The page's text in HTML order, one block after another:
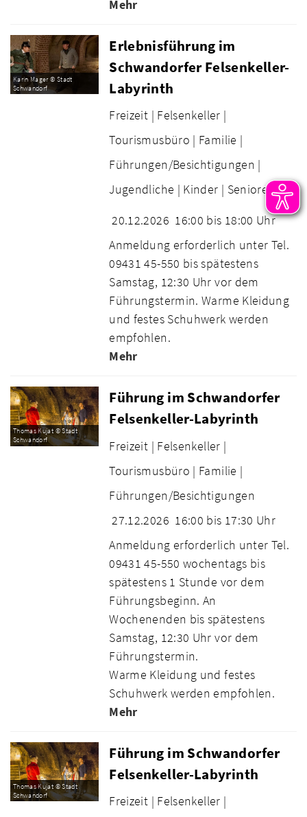
Mehr
Karin Mager © Stadt
Schwandorf
Erlebnisführung im
Schwandorfer Felsenkeller-
Labyrinth
Freizeit | Felsenkeller |
Tourismusbüro | Familie |
Führungen/Besichtigungen |
Jugendliche | Kinder | Senioren
20.12.2026 16:00 bis 18:00 Uhr
Anmeldung erforderlich unter Tel.
09431 45-550 bis spätestens
Samstag, 12:30 Uhr vor dem
Führungstermin. Warme Kleidung
und festes Schuhwerk werden
empfohlen.
Mehr
Thomas Kujat © Stadt
Schwandorf
Führung im Schwandorfer
Felsenkeller-Labyrinth
Freizeit | Felsenkeller |
Tourismusbüro | Familie |
Führungen/Besichtigungen
27.12.2026 16:00 bis 17:30 Uhr
Anmeldung erforderlich unter Tel.
09431 45-550 wochentags bis
spätestens 1 Stunde vor dem
Führungsbeginn. An
Wochenenden bis spätestens
Samstag, 12:30 Uhr vor dem
Führungstermin.
Warme Kleidung und festes
Schuhwerk werden empfohlen.
Mehr
Thomas Kujat © Stadt
Schwandorf
Führung im Schwandorfer
Felsenkeller-Labyrinth
Freizeit | Felsenkeller |